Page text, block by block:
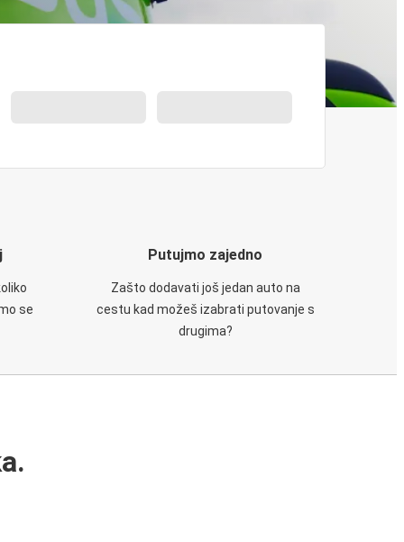
se
Putujmo zajedno
Zašto dodavati još jedan auto na
cestu kad možeš izabrati putovanje s
drugima?